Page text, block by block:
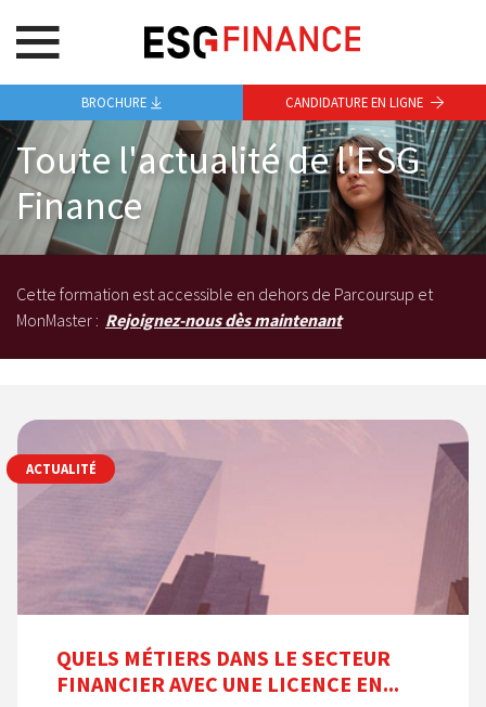
Toute l'actualité de l'ESG
Finance
Cette formation est accessible en dehors de Parcoursup et
MonMaster : Rejoignez-nous dès maintenant
QUELS MÉTIERS DANS LE SECTEUR
FINANCIER AVEC UNE LICENCE EN...
ACTUALITÉ
BROCHURE CANDIDATURE EN LIGNE